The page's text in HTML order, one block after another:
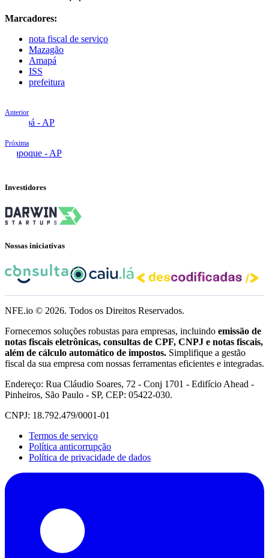
Marcadores:
nota fiscal de serviço
Mazagão
Amapá
ISS
prefeitura
Anterior
Macapá - AP
Próxima
Oiapoque - AP
Investidores
Nossas iniciativas
NFE.io © 2026. Todos os Direitos Reservados.
Fornecemos soluções robustas para empresas, incluindo emissão de
notas fiscais eletrônicas, consultas de CPF, CNPJ e notas fiscais,
além de cálculo automático de impostos. Simplifique a gestão
fiscal da sua empresa com nossas ferramentas eficientes e integradas.
Endereço: Rua Cláudio Soares, 72 - Conj 1701 - Edifício Ahead -
Pinheiros, São Paulo - SP, CEP: 05422-030.
CNPJ: 18.792.479/0001-01
Termos de serviço
Política anticorrupção
Política de privacidade de dados